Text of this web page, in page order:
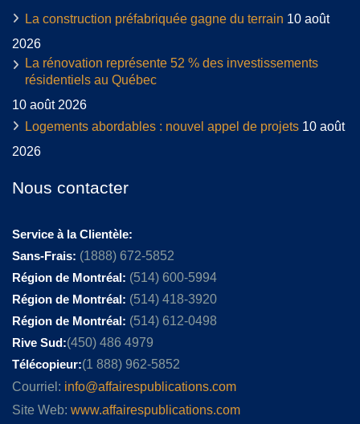
La construction préfabriquée gagne du terrain 10 août
2026
La rénovation représente 52 % des investissements
résidentiels au Québec
10 août 2026
Logements abordables : nouvel appel de projets 10 août
2026
Nous contacter
Service à la Clientèle:
Sans-Frais: (1888) 672-5852
Région de Montréal: (514) 600-5994
Région de Montréal: (514) 418-3920
Région de Montréal: (514) 612-0498
Rive Sud:(450) 486 4979
Télécopieur:(1 888) 962-5852
Courriel: info@affairespublications.com
Site Web: www.affairespublications.com